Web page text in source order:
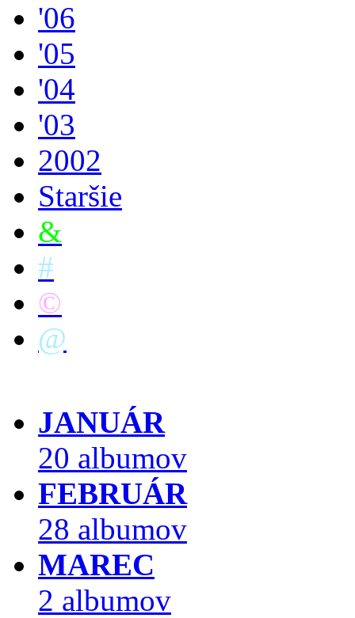
'06
'05
'04
'03
2002
Staršie
&
#
©
@
JANUÁR
20 albumov
FEBRUÁR
28 albumov
MAREC
2 albumov